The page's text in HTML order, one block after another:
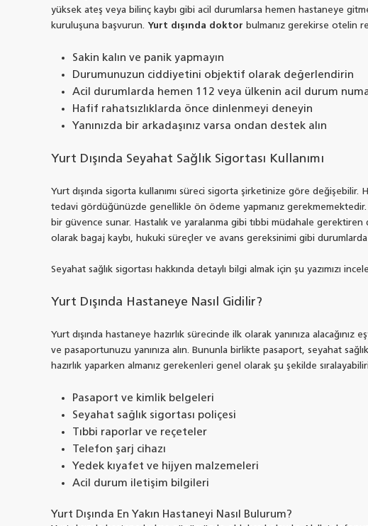
yüksek ateş veya bilinç kaybı gibi acil durumlarsa hemen hastaneye
kuruluşuna başvurun. Yurt dışında doktor bulmanız gerekirse otelin
Sakin kalın ve panik yapmayın
Durumunuzun ciddiyetini objektif olarak değerlendirin
Acil durumlarda hemen 112 veya ülkenin acil durum
Hafif rahatsızlıklarda önce dinlenmeyi deneyin
Yanınızda bir arkadaşınız varsa ondan destek alın
Yurt Dışında Seyahat Sağlık Sigortası Kullanımı
Yurt dışında sigorta kullanımı süreci sigorta şirketinize göre
tedavi gördüğünüzde genellikle ön ödeme yapmanız gerekmemektedir.
bir güvence sunar. Hastalık ve yaralanma gibi tıbbi müdahale
olarak bagaj kaybı, hukuki süreçler ve avans gereksinimi gibi
Seyahat sağlık sigortası hakkında detaylı bilgi almak için şu yazımızı
Yurt Dışında Hastaneye Nasıl Gidilir?
Yurt dışında hastaneye hazırlık sürecinde ilk olarak yanınıza
ve pasaportunuzu yanınıza alın. Bununla birlikte pasaport, seyahat
hazırlık yaparken almanız gerekenleri genel olarak şu şekilde
Pasaport ve kimlik belgeleri
Seyahat sağlık sigortası poliçesi
Tıbbi raporlar ve reçeteler
Telefon şarj cihazı
Yedek kıyafet ve hijyen malzemeleri
Acil durum iletişim bilgileri
Yurt Dışında En Yakın Hastaneyi Nasıl Bulurum?